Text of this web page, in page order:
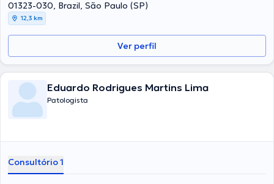
01323-030, Brazil, São Paulo (SP)
12,3 km
Ver perfil
Eduardo Rodrigues Martins Lima
Patologista
Consultório 1